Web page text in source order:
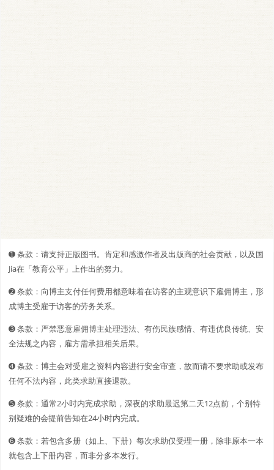
➊️ 条款：请支持正版图书。肯定和感激作者及出版商的社会贡献，以及国
Jia在「教育公平」上作出的努力。
➋️️ 条款：向博主支付任何费用都意味着在访客的主观意识下雇佣博主，形
成博主受雇于访客的劳务关系。
➌ 条款：严禁恶意雇佣博主处理违法、有伤民族感情、有违优良传统、安
全法规之内容，雇方需承担相关后果。
➍ 条款：博主会对受雇之资料内容进行安全审查，故而请不要求助或发布
任何不法内容，此类求助直接退款。
➎ 条款：通常2小时内完成求助，深夜的求助最迟第二天12点前，个别特
别疑难的会提前告知在24小时内完成。
➏ 条款：若包含多册（如上、下册）每次求助仅受理一册，除非原本一本
就包含上下册内容，而非分多本发行。